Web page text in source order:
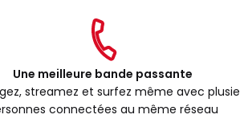
Une meilleure bande passante
streamez et surfez même avec
connectées au même réseau